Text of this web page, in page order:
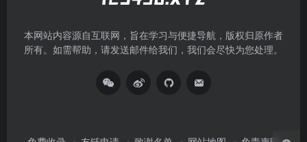
本网站内容源自互联网，旨在学习与便捷导航，版权归原作者
所有。如需帮助，请发送邮件给我们，我们会尽快为您处理。